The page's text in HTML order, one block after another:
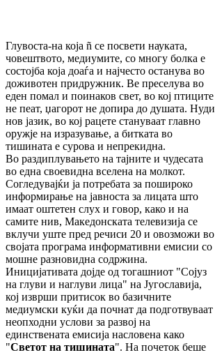
Глувоста-на која ñ се посвети науката,
човештвото, медиумите, со многу болка е
состојба која доаѓа и најчесто останува во
доживотен придружник. Ве преселува во
еден помал и поинаков свет, во кој птиците
не пеат, џагорот не допира до душата. Нуди
нов јазик, во кој рацете стануваат главно
оружје на изразување, а битката во
тишината е сурова и непрекидна.
Во раздиплувањето на тајните и чудесата
во една своевидна вселена на молкот.
Согледувајќи ја потребата за пошироко
информирање на јавноста за лицата што
имаат оштетен слух и говор, како и на
самите нив, Македонската телевизија се
вклучи уште пред речиси 20 и овозможи во
својата програма информативни емисии со
мошне разновидна содржина.
Иницијативата дојде од тогашниот "Сојуз
на глуви и наглуви лица" на Југославија,
кој изврши притисок во базичните
медиумски куќи да почнат да подготвуваат
неопходни услови за развој на
единствената емисија насловена како
"Светот на тишината". На почеток беше